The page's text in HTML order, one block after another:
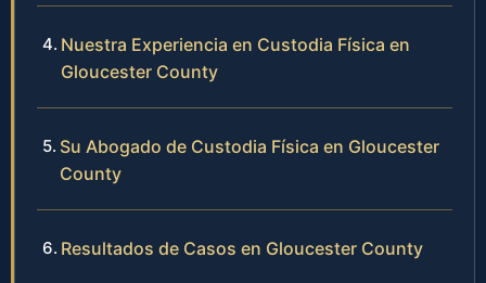
Nuestra Experiencia en Custodia Física en
Gloucester County
Su Abogado de Custodia Física en Gloucester
County
Resultados de Casos en Gloucester County